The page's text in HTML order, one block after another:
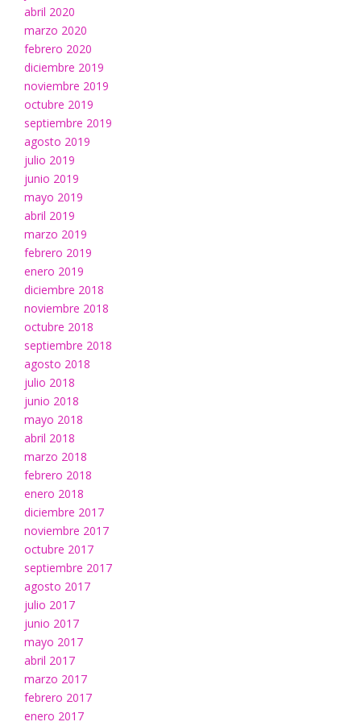
abril 2020
marzo 2020
febrero 2020
diciembre 2019
noviembre 2019
octubre 2019
septiembre 2019
agosto 2019
julio 2019
junio 2019
mayo 2019
abril 2019
marzo 2019
febrero 2019
enero 2019
diciembre 2018
noviembre 2018
octubre 2018
septiembre 2018
agosto 2018
julio 2018
junio 2018
mayo 2018
abril 2018
marzo 2018
febrero 2018
enero 2018
diciembre 2017
noviembre 2017
octubre 2017
septiembre 2017
agosto 2017
julio 2017
junio 2017
mayo 2017
abril 2017
marzo 2017
febrero 2017
enero 2017